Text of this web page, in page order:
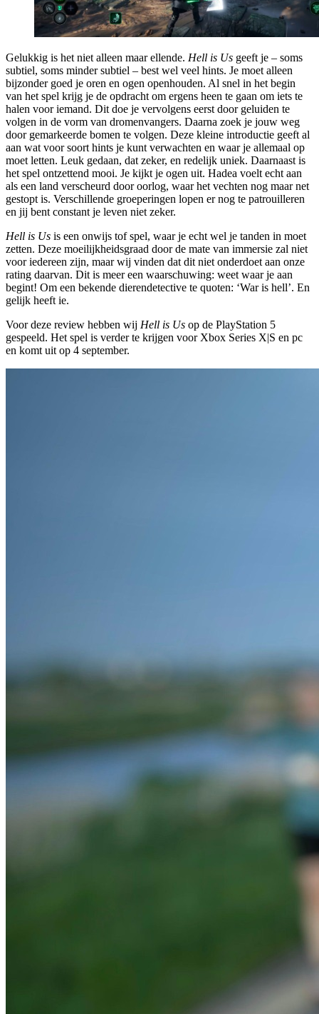
Gelukkig is het niet alleen maar ellende. Hell is Us geeft je – soms
subtiel, soms minder subtiel – best wel veel hints. Je moet alleen
bijzonder goed je oren en ogen openhouden. Al snel in het begin
van het spel krijg je de opdracht om ergens heen te gaan om iets te
halen voor iemand. Dit doe je vervolgens eerst door geluiden te
volgen in de vorm van dromenvangers. Daarna zoek je jouw weg
door gemarkeerde bomen te volgen. Deze kleine introductie geeft al
aan wat voor soort hints je kunt verwachten en waar je allemaal op
moet letten. Leuk gedaan, dat zeker, en redelijk uniek. Daarnaast is
het spel ontzettend mooi. Je kijkt je ogen uit. Hadea voelt echt aan
als een land verscheurd door oorlog, waar het vechten nog maar net
gestopt is. Verschillende groeperingen lopen er nog te patrouilleren
en jij bent constant je leven niet zeker.
Hell is Us is een onwijs tof spel, waar je echt wel je tanden in moet
zetten. Deze moeilijkheidsgraad door de mate van immersie zal niet
voor iedereen zijn, maar wij vinden dat dit niet onderdoet aan onze
rating daarvan. Dit is meer een waarschuwing: weet waar je aan
begint! Om een bekende dierendetective te quoten: ‘War is hell’. En
gelijk heeft ie.
Voor deze review hebben wij Hell is Us op de PlayStation 5
gespeeld. Het spel is verder te krijgen voor Xbox Series X|S en pc
en komt uit op 4 september.